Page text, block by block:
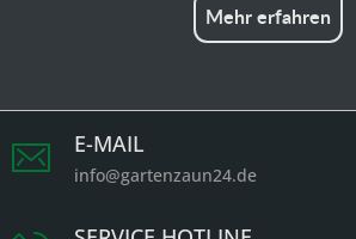
Mehr erfahren
E-MAIL
info@gartenzaun24.de